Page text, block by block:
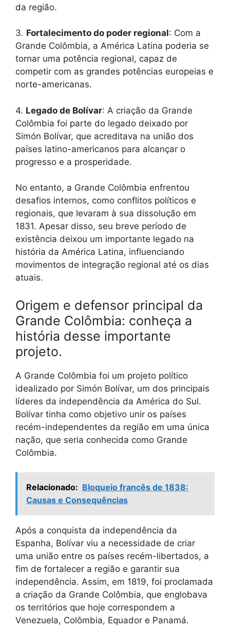
da região.
3. Fortalecimento do poder regional: Com a
Grande Colômbia, a América Latina poderia se
tornar uma potência regional, capaz de
competir com as grandes potências europeias e
norte-americanas.
4. Legado de Bolívar: A criação da Grande
Colômbia foi parte do legado deixado por
Simón Bolívar, que acreditava na união dos
países latino-americanos para alcançar o
progresso e a prosperidade.
No entanto, a Grande Colômbia enfrentou
desafios internos, como conflitos políticos e
regionais, que levaram à sua dissolução em
1831. Apesar disso, seu breve período de
existência deixou um importante legado na
história da América Latina, influenciando
movimentos de integração regional até os dias
atuais.
Origem e defensor principal da
Grande Colômbia: conheça a
história desse importante
projeto.
A Grande Colômbia foi um projeto político
idealizado por Simón Bolívar, um dos principais
líderes da independência da América do Sul.
Bolívar tinha como objetivo unir os países
recém-independentes da região em uma única
nação, que seria conhecida como Grande
Colômbia.
Relacionado: Bloqueio francês de 1838:
Causas e Consequências
Após a conquista da independência da
Espanha, Bolívar viu a necessidade de criar
uma união entre os países recém-libertados, a
fim de fortalecer a região e garantir sua
independência. Assim, em 1819, foi proclamada
a criação da Grande Colômbia, que englobava
os territórios que hoje correspondem a
Venezuela, Colômbia, Equador e Panamá.